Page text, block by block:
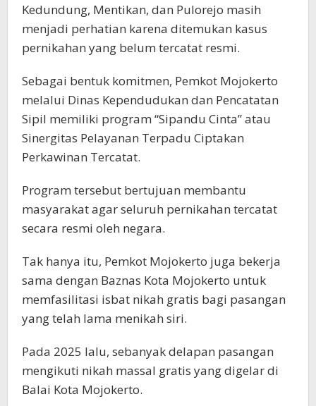
Kedundung, Mentikan, dan Pulorejo masih
menjadi perhatian karena ditemukan kasus
pernikahan yang belum tercatat resmi.
Sebagai bentuk komitmen, Pemkot Mojokerto
melalui Dinas Kependudukan dan Pencatatan
Sipil memiliki program “Sipandu Cinta” atau
Sinergitas Pelayanan Terpadu Ciptakan
Perkawinan Tercatat.
Program tersebut bertujuan membantu
masyarakat agar seluruh pernikahan tercatat
secara resmi oleh negara.
Tak hanya itu, Pemkot Mojokerto juga bekerja
sama dengan Baznas Kota Mojokerto untuk
memfasilitasi isbat nikah gratis bagi pasangan
yang telah lama menikah siri.
Pada 2025 lalu, sebanyak delapan pasangan
mengikuti nikah massal gratis yang digelar di
Balai Kota Mojokerto.